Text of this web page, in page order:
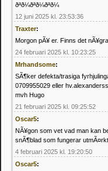
ðªð¼ðªð¼ðªð¼
12 juni 2025 kl. 23:53:36
Traxter:
Morgon pÃ¥ er. Finns det
24 februari 2025 kl. 10:23:25
Mrhandsome:
SÃ¶ker defekta/trasiga
0709955029 eller
mvh Hugo
21 februari 2025 kl. 09:25:52
Oscar5:
NÃ¥gon som vet vad man kan
snÃ¶blad som fungerar
4 februari 2025 kl. 19:20:50
Oscar5: